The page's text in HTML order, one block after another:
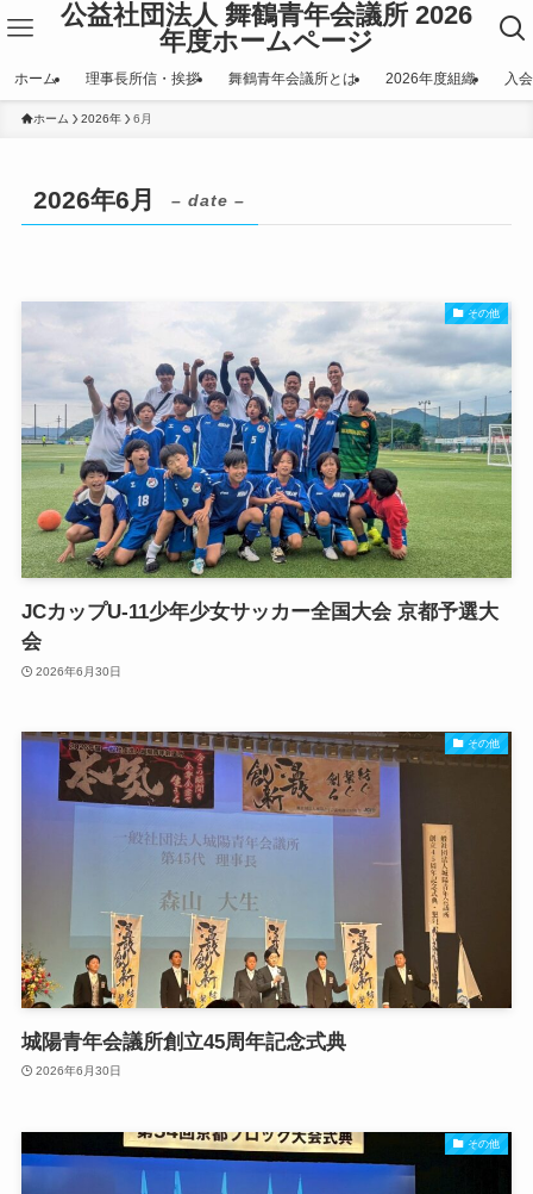
公益社団法人 舞鶴青年会議所 2026
年度ホームページ
ホーム 理事長所信・挨拶 舞鶴青年会議所とは 2026年度組織 入
ホーム 2026年 6月
2026年6月 – date –
その他
JCカップU-11少年少女サッカー全国大会 京都予選大
会
2026年6月30日
その他
城陽青年会議所創立45周年記念式典
2026年6月30日
その他